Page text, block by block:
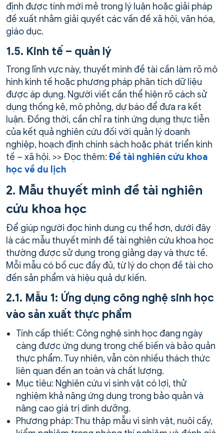
định được tính mới mẻ trong lý luận hoặc giải pháp
đề xuất nhằm giải quyết các vấn đề xã hội, văn hóa,
giáo dục.
1.5. Kinh tế – quản lý
Trong lĩnh vực này, thuyết minh đề tài cần làm rõ mô
hình kinh tế hoặc phương pháp phân tích dữ liệu
được áp dụng. Người viết cần thể hiện rõ cách sử
dụng thống kê, mô phỏng, dự báo để đưa ra kết
luận. Đồng thời, cần chỉ ra tính ứng dụng thực tiễn
của kết quả nghiên cứu đối với quản lý doanh
nghiệp, hoạch định chính sách hoặc phát triển kinh
tế – xã hội. >> Đọc thêm: Đề tài nghiên cứu khoa
học về du lịch
2. Mẫu thuyết minh đề tài nghiên
cứu khoa học
Để giúp người đọc hình dung cụ thể hơn, dưới đây
là các mẫu thuyết minh đề tài nghiên cứu khoa học
thường được sử dụng trong giảng dạy và thực tế.
Mỗi mẫu có bố cục đầy đủ, từ lý do chọn đề tài cho
đến sản phẩm và hiệu quả dự kiến.
2.1. Mẫu 1: Ứng dụng công nghệ sinh học
vào sản xuất thực phẩm
Tính cấp thiết: Công nghệ sinh học đang ngày
càng được ứng dụng trong chế biến và bảo quản
thực phẩm. Tuy nhiên, vẫn còn nhiều thách thức
liên quan đến an toàn và chất lượng.
Mục tiêu: Nghiên cứu vi sinh vật có lợi, thử
nghiệm khả năng ứng dụng trong bảo quản và
nâng cao giá trị dinh dưỡng.
Phương pháp: Thu thập mẫu vi sinh vật, nuôi cấy,